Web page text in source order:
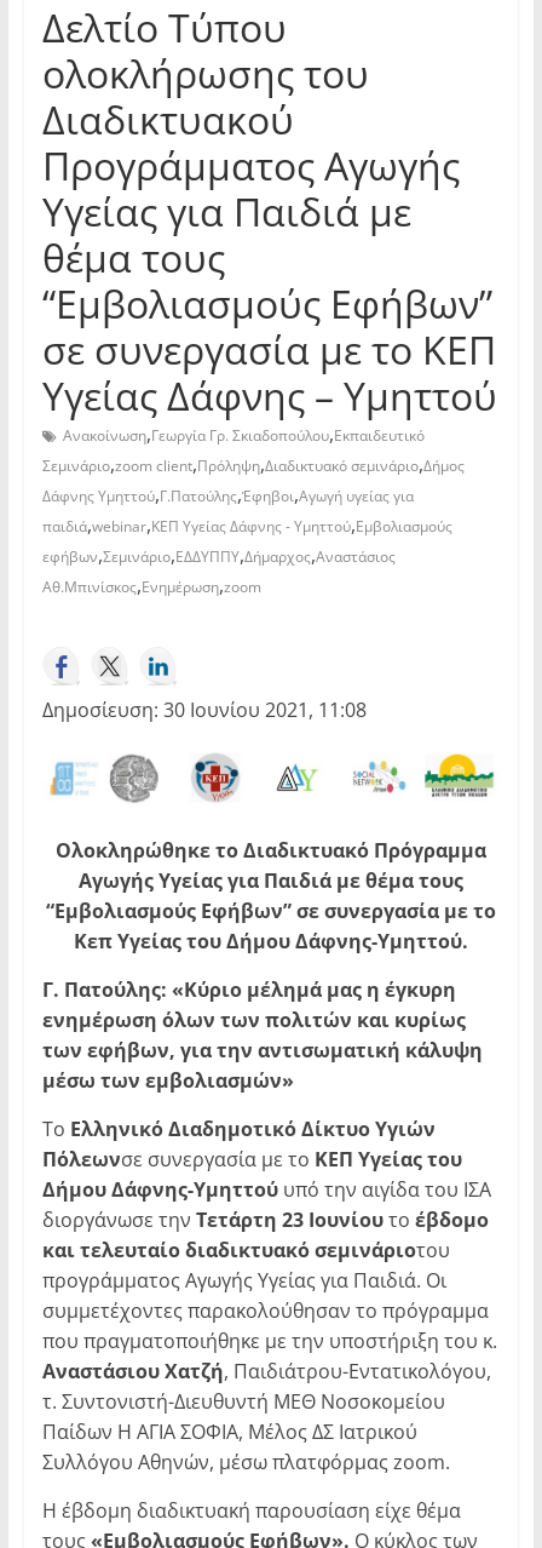
Δελτίο Τύπου
ολοκλήρωσης του
Διαδικτυακού
Προγράμματος Αγωγής
Υγείας για Παιδιά με
θέμα τους
“Εμβολιασμούς Εφήβων”
σε συνεργασία με το ΚΕΠ
Υγείας Δάφνης – Υμηττού
Ανακοίνωση,Γεωργία Γρ. Σκιαδοπούλου,Εκπαιδευτικό
Σεμινάριο,zoom client,Πρόληψη,Διαδικτυακό σεμινάριο,Δήμος
Δάφνης Υμηττού,Γ.Πατούλης,Έφηβοι,Αγωγή υγείας για
παιδιά,webinar,ΚΕΠ Υγείας Δάφνης - Υμηττού,Εμβολιασμούς
εφήβων,Σεμινάριο,ΕΔΔΥΠΠΥ,Δήμαρχος,Αναστάσιος
Αθ.Μπινίσκος,Ενημέρωση,zoom
Δημοσίευση: 30 Ιουνίου 2021, 11:08
Ολοκληρώθηκε το Διαδικτυακό Πρόγραμμα
Αγωγής Υγείας για Παιδιά με θέμα τους
“Εμβολιασμούς Εφήβων” σε συνεργασία με το
Κεπ Υγείας του Δήμου Δάφνης-Υμηττού.
Γ. Πατούλης: «Κύριο μέλημά μας η έγκυρη
ενημέρωση όλων των πολιτών και κυρίως
των εφήβων, για την αντισωματική κάλυψη
μέσω των εμβολιασμών»
Tο Ελληνικό Διαδημοτικό Δίκτυο Υγιών
Πόλεωνσε συνεργασία με το ΚΕΠ Υγείας του
Δήμου Δάφνης-Υμηττούυπό την αιγίδα του ΙΣΑ
διοργάνωσε την Τετάρτη 23 Ιουνίουτο έβδομο
και τελευταίοδιαδικτυακό σεμινάριοτου
προγράμματος Αγωγής Υγείας για Παιδιά. Οι
συμμετέχοντες παρακολούθησαν το πρόγραμμα
που πραγματοποιήθηκε με την υποστήριξη του κ.
Αναστάσιου Χατζή, Παιδιάτρου-Εντατικολόγου,
τ. Συντονιστή-Διευθυντή ΜΕΘ Νοσοκομείου
Παίδων Η ΑΓΙΑ ΣΟΦΙΑ, Μέλος ΔΣ Ιατρικού
Συλλόγου Αθηνών, μέσω πλατφόρμας zoom.
Η έβδομη διαδικτυακή παρουσίαση είχε θέμα
τους «Εμβολιασμούς Εφήβων». Ο κύκλος των